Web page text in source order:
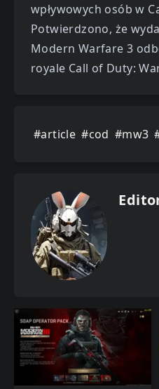
wpływowych osób w
Potwierdzono, że
Modern Warfare 3
royale Call of Duty:
#article #cod #mw3